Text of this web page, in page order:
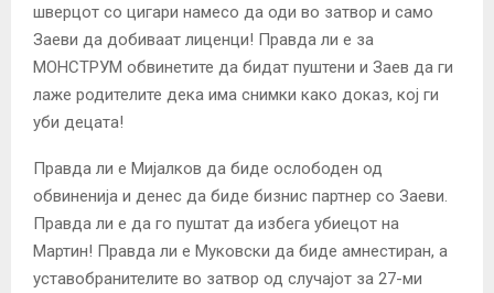
шверцот со цигари намесо да оди во затвор и само
Заеви да добиваат лиценци! Правда ли е за
МОНСТРУМ обвинетите да бидат пуштени и Заев да ги
лаже родителите дека има снимки како доказ, кој ги
уби децата!
Правда ли е Мијалков да биде ослободен од
обвиненија и денес да биде бизнис партнер со Заеви.
Правда ли е да го пуштат да избега убиецот на
Мартин! Правда ли е Муковски да биде амнестиран, а
уставобранителите во затвор од случајот за 27-ми